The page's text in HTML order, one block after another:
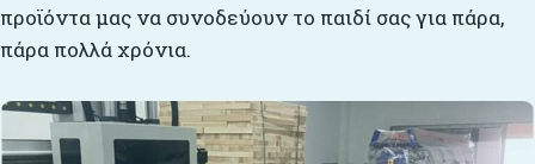
προϊόντα μας να συνοδεύουν το παιδί σας για πάρα,
πάρα πολλά χρόνια.